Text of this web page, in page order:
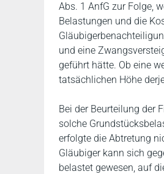
Abs. 1 AnfG zur Folge,
Belastungen und die
und eine
geführt hätte. Ob eine
tatsächlichen Höhe
Bei der Beurteilung der
solche
erfolgte die Abtretung
Gläubiger kann sich
belastet gewesen, auf